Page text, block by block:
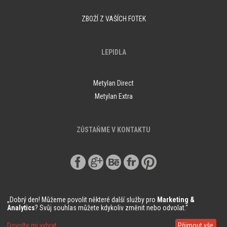
ZBOŽÍ Z VAŠÍCH FOTEK
LEPIDLA
Metylan Direct
Metylan Extra
ZŮSTAŇME V KONTAKTU
„Dobrý den! Můžeme povolit některé další služby pro Marketing &
Analytics? Svůj souhlas můžete kdykoliv změnit nebo odvolat.“